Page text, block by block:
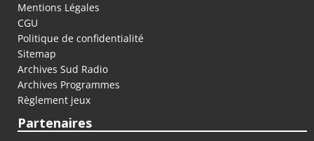
Mentions Légales
CGU
Politique de confidentialité
Sitemap
Archives Sud Radio
Archives Programmes
Règlement jeux
Partenaires